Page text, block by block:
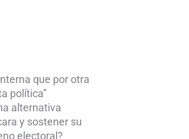
que por otra
política”
alternativa
y sostener su
electoral?